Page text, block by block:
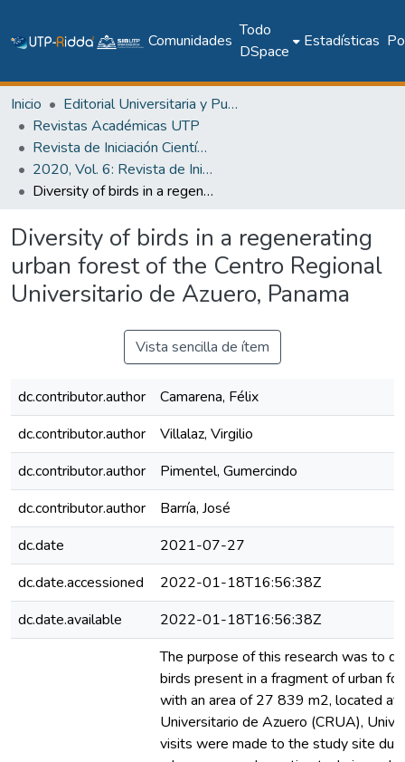
Comunidades
Todo
DSpace
Estadísticas
Inicio
Editorial Universitaria y Publicaciones Seriadas
Revistas Académicas UTP
Revista de Iniciación Científica
2020, Vol. 6: Revista de Iniciación Científica, Edición Especial
Diversity of birds in a regenerating urban forest of the Centro Regional Universitario de Azuero, Panama
Diversity of birds in a regenerating
urban forest of the Centro Regional
Universitario de Azuero, Panama
Vista sencilla de ítem
dc.contributor.author
Camarena, Félix
dc.contributor.author
Villalaz, Virgilio
dc.contributor.author
Pimentel, Gumercindo
dc.contributor.author
Barría, José
dc.date
2021-07-27
dc.date.accessioned
2022-01-18T16:56:38Z
dc.date.available
2022-01-18T16:56:38Z
The purpose of this research was to
birds present in a fragment of urban
with an area of 27 839 m2, located at
Universitario de Azuero (CRUA),
visits were made to the study site